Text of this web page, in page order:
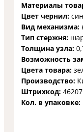
Материалы
Цвет чернил:
Вид механизма:
Тип стержня:
Толщина узла:
Возможность
Цвета товара:
Производство:
Штрихкод:
Кол. в упаковке: